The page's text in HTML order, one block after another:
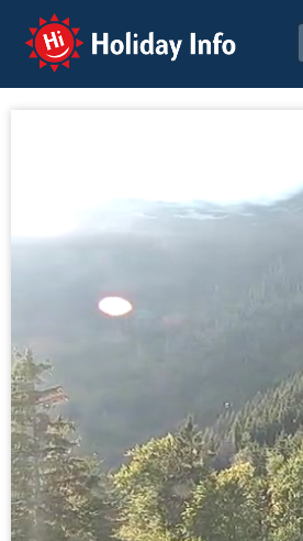
Holiday Info